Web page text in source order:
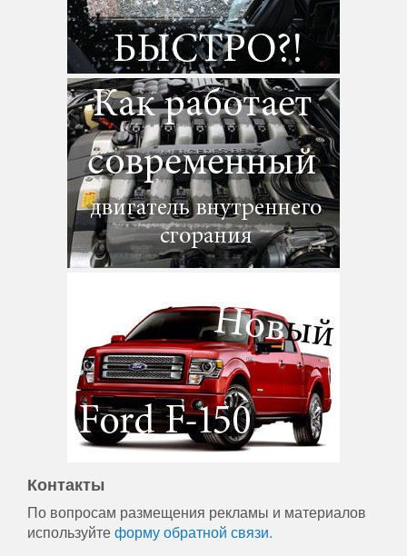
Контакты
По вопросам размещения рекламы и материалов
используйтеформу обратной связи.